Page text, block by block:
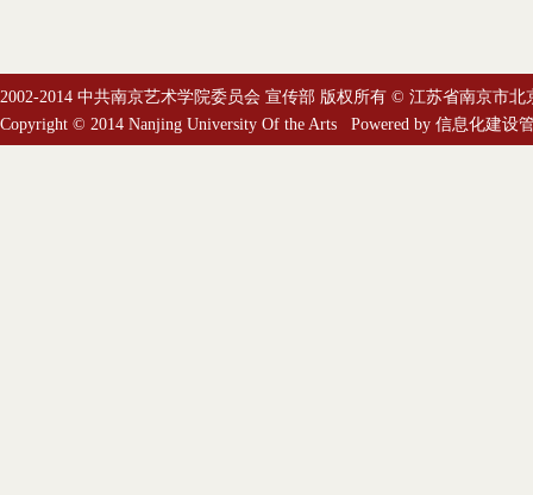
2002-2014 中共南京艺术学院委员会 宣传部 版权所有 © 江苏省南京市北
Copyright © 2014 Nanjing University Of the Arts Powered by 信息化建设